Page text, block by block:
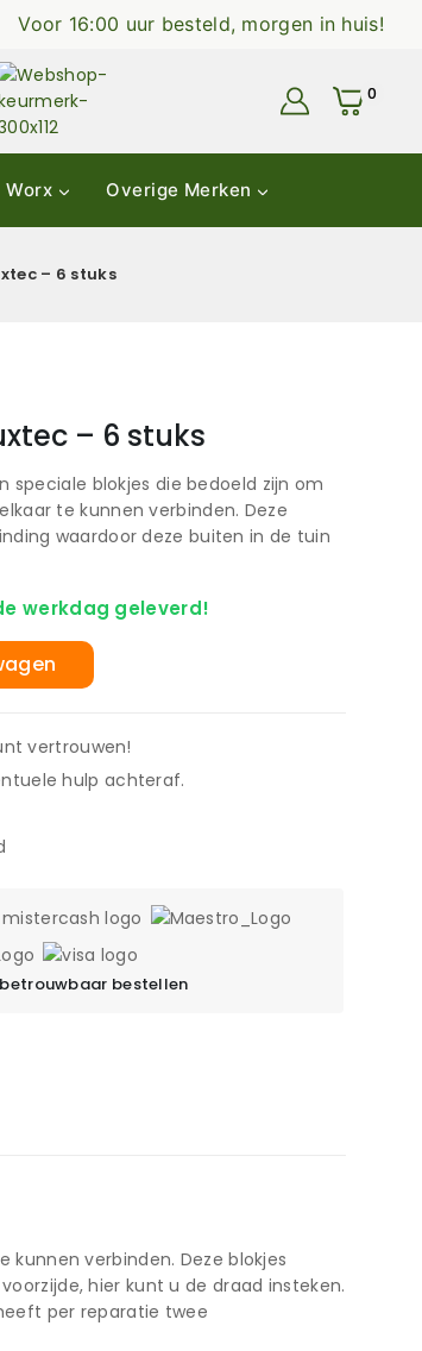
Voor 16:00 uur besteld, morgen in huis!
0
Worx Overige Merken
– 6 stuks
– 6 stuks
speciale blokjes die bedoeld zijn om
te kunnen verbinden. Deze
waardoor deze buiten in de tuin
werkdag geleverd!
vertrouwen!
hulp achteraf.
bestellen
verbinden. Deze blokjes
hier kunt u de draad insteken.
per reparatie twee